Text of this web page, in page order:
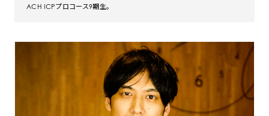
ACH ICPプロコース9期生。